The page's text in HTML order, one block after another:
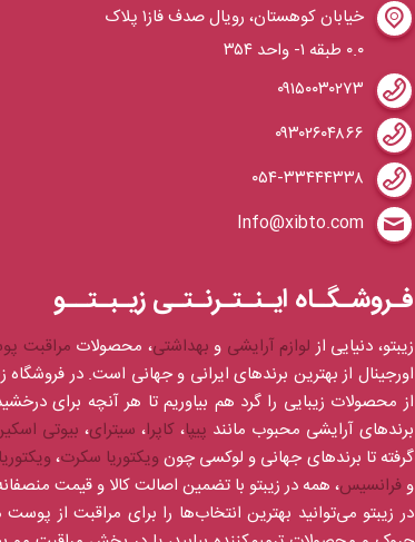
خیابان کوهستان، رویال صدف فاز۱ پلاک
۰.۰ طبقه ۱- واحد ۳۵۴
۰۹۱۵۰۰۳۰۲۷۳
۰۹۳۰۲۶۰۴۸۶۶
۰۵۴-۳۳۴۴۴۳۳۸
Info@xibto.com
فـروشـگـاه ایـنـتـرنـتـی زیـبـتــو
زیبتو، دنیایی از لوازم آرایشی و بهداشتی، محصولات مراقبت
اورجینال از بهترین برندهای ایرانی و جهانی است. در
از محصولات زیبایی را گرد هم بیاوریم تا هر آنچه برای
برندهای آرایشی محبوب مانند پیپا، کاپرا، سیترای، بیوتی
گرفته تا برندهای جهانی و لوکسی چون ویکتوریا سکرت،
وفرانسیس، همه در زیبتو با تضمین اصالت کالا و قیمت
در زیبتو می‌توانید بهترین انتخاب‌ها را برای مراقبت از